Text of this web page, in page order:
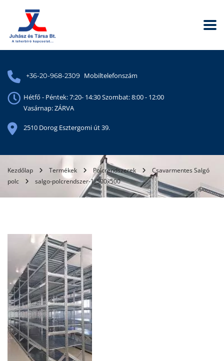
+36-20-968-2309 Mobiltelefonszám
Hétfő - Péntek: 7:20- 14:30 Szombat: 8:00 - 12:00
Vasárnap: ZÁRVA
2510 Dorog Esztergomi út 39.
Kezdőlap Termékek Polcrendszerek
Csavarmentes Salgó
polc
salgo-polcrendszer-1_500x500